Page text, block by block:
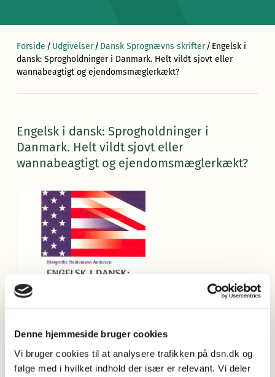
Denne hjemmeside bruger cookies
Vi bruger cookies til at analysere trafikken på dsn.dk og
følge med i hvilket indhold der især er relevant. Vi deler
Forside / Udgivelser/ Dansk Sprognævns skrifter/ Engelsk i
dansk: Sprogholdninger i Danmark. Helt vildt sjovt eller
wannabeagtigt og ejendomsmæglerkækt?
Engelsk i dansk: Sprogholdninger i
Danmark. Helt vildt sjovt eller
wannabeagtigt og ejendomsmæglerkækt?